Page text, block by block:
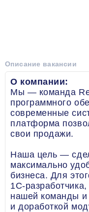
Описание вакансии
О компании:
Мы — команда
программного
современные
платформа
свои продажи.
Наша цель —
максимально
бизнеса. Для
1С-
нашей команды и
и доработкой